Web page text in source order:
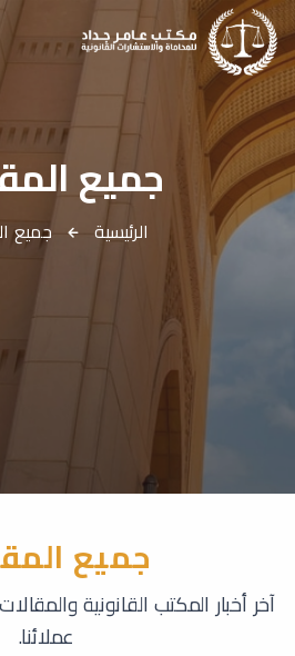
جميع
الرئيسية جميع
جميع
آخر أخبار المكتب القانونية
عملائنا.